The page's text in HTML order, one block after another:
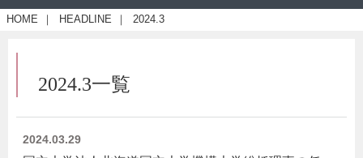
HOME ｜ HEADLINE ｜ 2024.3
2024.3一覧
2024.03.29